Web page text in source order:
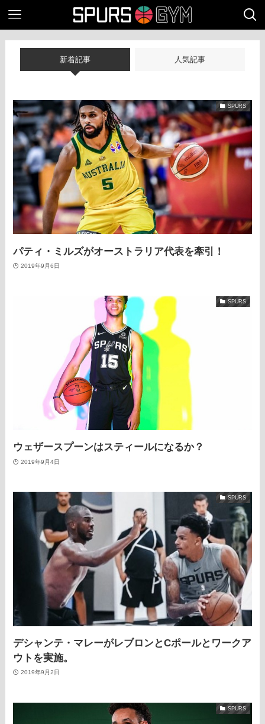
新着記事 人気記事
SPURS
パティ・ミルズがオーストラリア代表を牽引！
2019年9月6日
SPURS
ウェザースプーンはスティールになるか？
2019年9月4日
SPURS
デシャンテ・マレーがレブロンとCポールとワークア
ウトを実施。
2019年9月2日
SPURS